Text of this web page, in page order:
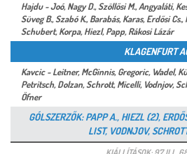
Hajdu - Joó, Nagy D., Szöllősi M., Angyaláti,
Süveg B., Szabó K., Barabás, Karas, Erdősi Cs.,
Schubert, Korpa, Hiezl, Papp, Rákosi Lázár
KLAGENFURT
Kavcic - Leitner, McGinnis, Gregoric, Wadel,
Petritsch, Dolzan, Schrott, Micelli, Vodnjov,
Öfner
GÓLSZERZŐK: PAPP A., HIEZL (2),
LIST, VODNJOV,